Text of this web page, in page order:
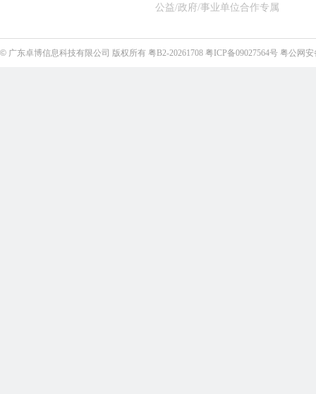
公益/政府/事业单位合作专属
© 广东卓博信息科技有限公司 版权所有 粤B2-20261708 粤ICP备09027564号 粤公网安